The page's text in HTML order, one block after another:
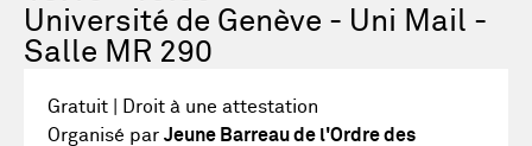
Université de Genève - Uni Mail -
Salle MR 290
Gratuit | Droit à une attestation
Organisé par Jeune Barreau de l'Ordre des